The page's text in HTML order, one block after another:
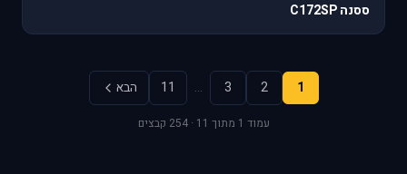
ססנה C172SP
1
2
3
…
11 הבא
עמוד 1 מתוך 11 · 254 קבצים